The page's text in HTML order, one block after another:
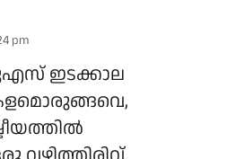
pm
ഇടക്കാല